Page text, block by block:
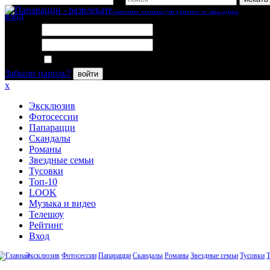
вход
Забыли пароль?
войти
x
Эксклюзив
Фотосессии
Папарацци
Скандалы
Романы
Звездные семьи
Тусовки
Топ-10
LOOK
Музыка и видео
Телешоу
Рейтинг
Вход
Эксклюзив Фотосессии Папарацци Скандалы Романы Звездные семьи Тусовки